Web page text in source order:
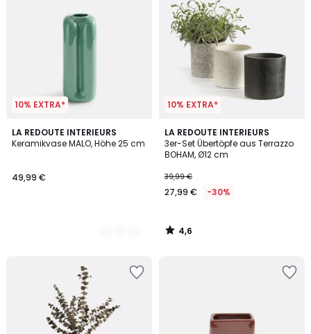
10% EXTRA*
LA REDOUTE INTERIEURS
Keramikvase MALO, Höhe 25 cm
49,99 €
4
Farben
10% EXTRA*
LA REDOUTE INTERIEURS
3er-Set Übertöpfe aus Terrazzo
BOHAM, Ø12 cm
39,99 €
27,99 € -30%
4,6
/ 5
4,6
/